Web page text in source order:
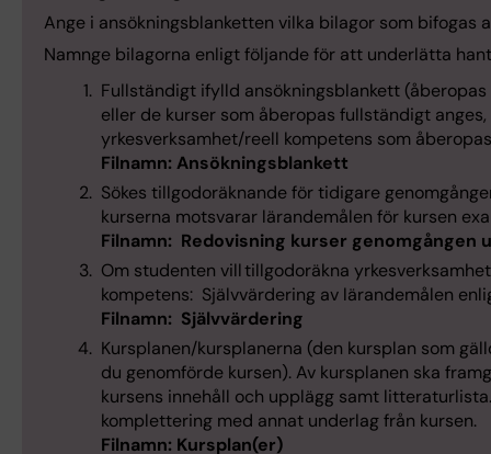
Ange i ansökningsblanketten vilka bilagor som bifogas
Namnge bilagorna enligt följande för att underlätta
Fullständigt ifylld ansökningsblankett
eller de kurser som åberopas fullständigt
yrkesverksamhet/reell kompetens som
Filnamn: Ansökningsblankett
Sökes tillgodoräknande för tidigare
kurserna motsvarar lärandemålen för kursen
Filnamn: Redovisning kurser genomgången
Om studenten vill tillgodoräkna
kompetens: Självvärdering av lärandemålen
Filnamn: Självvärdering
Kursplanen/kursplanerna (den kursplan som
du genomförde kursen). Av kursplanen ska
kursens innehåll och upplägg samt
komplettering med annat underlag från kursen.
Filnamn: Kursplan(er)